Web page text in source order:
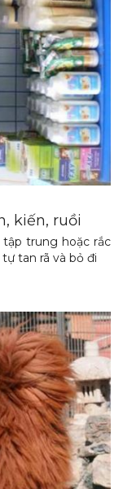
kiến, ruồi
trung hoặc rắc
tan rã và bỏ đi